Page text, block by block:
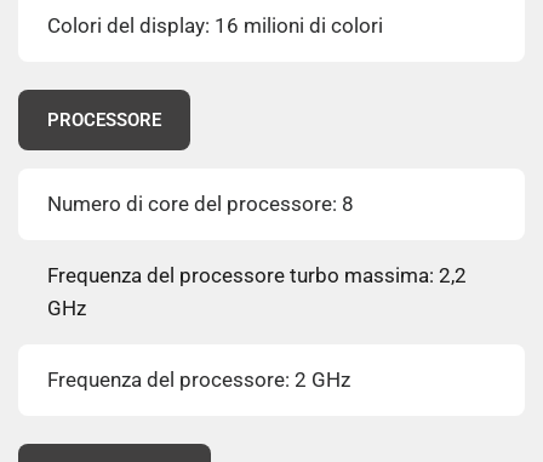
Colori del display: 16 milioni di colori
PROCESSORE
Numero di core del processore: 8
Frequenza del processore turbo massima: 2,2
GHz
Frequenza del processore: 2 GHz